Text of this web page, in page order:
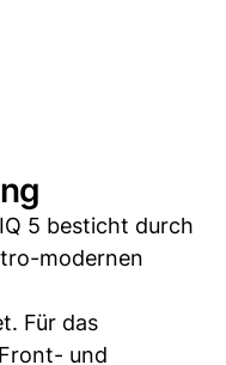
5 besticht durch
modernen
Für das
und